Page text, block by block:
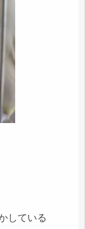
している